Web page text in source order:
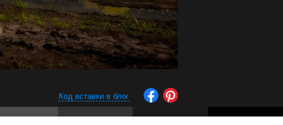
Код вставки в блог